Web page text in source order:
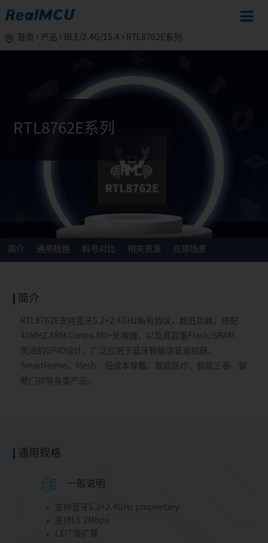
首页 产品 BLE/2.4G/15.4 RTL8762E系列
RTL8762E系列
简介 通用规格 料号对比 相关资源 应用场景
简介
RTL8762E支持蓝牙5.2+2.4GHz私有协议，超低功耗，搭配
40MHZ ARM Cortex-M0+处理器，以及高容量Flash/SRAM，
灵活的GPIO设计，广泛应用于蓝牙智能语音遥控器、
SmartHome、Mesh、低成本穿戴、智能医疗、智能三表、智
能门锁等各类产品。
通用规格
一般说明
支持蓝牙5.2+2.4GHz proprietary
支持LE 2Mbps
LE广播扩展